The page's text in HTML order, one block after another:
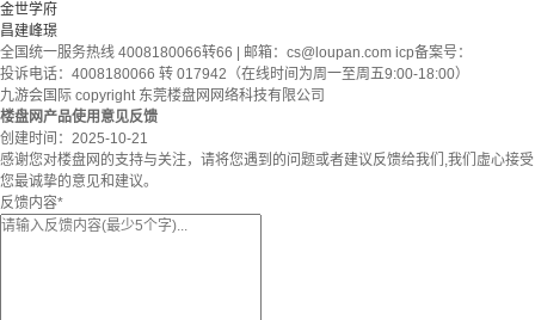
金世学府
昌建峰璟
全国统一服务热线 4008180066转66 | 邮箱： cs@loupan.com icp备案号：
投诉电话：4008180066 转 017942（在线时间为周一至周五9:00-18:00）
九游会国际 copyright 东莞楼盘网网络科技有限公司
楼盘网产品使用意见反馈
创建时间： 2025-10-21
感谢您对楼盘网的支持与关注，请将您遇到的问题或者建议反馈给我们,我们虚心接受
您最诚挚的意见和建议。
反馈内容*